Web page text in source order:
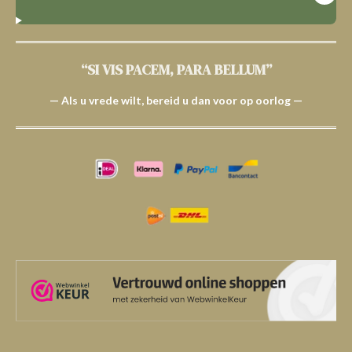
“SI VIS PACEM, PARA BELLUM”
— Als u vrede wilt, bereid u dan voor op oorlog —